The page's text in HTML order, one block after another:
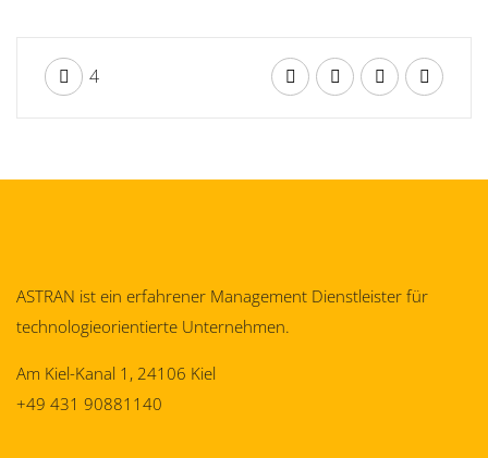
4
ASTRAN ist ein erfahrener Management Dienstleister für
technologieorientierte Unternehmen.
Am Kiel-Kanal 1, 24106 Kiel
+49 431 90881140